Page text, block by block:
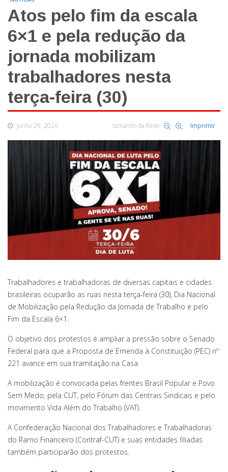
Atos pelo fim da escala
6×1 e pela redução da
jornada mobilizam
trabalhadores nesta
terça-feira (30)
Junho 29, 2026 tamanho da fonte Imprimir
Trabalhadores e trabalhadoras de diversas capitais e cidades
brasileiras ocuparão as ruas nesta terça-feira (30), Dia Nacional
de Mobilização pela Redução da Jornada de Trabalho e pelo
Fim da Escala 6×1.
O objetivo dos protestos é ampliar a pressão sobre o Senado
Federal para que a Proposta de Emenda à Constituição (PEC) nº
221 avance em sua tramitação na Casa.
A mobilização é convocada pelas frentes Brasil Popular e Povo
Sem Medo, pela CUT, pelo Fórum das Centrais Sindicais e pelo
movimento Vida Além do Trabalho (VAT).
A Confederação Nacional dos Trabalhadores e Trabalhadoras
do Ramo Financeiro (Contraf-CUT) e suas entidades filiadas
também participarão dos protestos.